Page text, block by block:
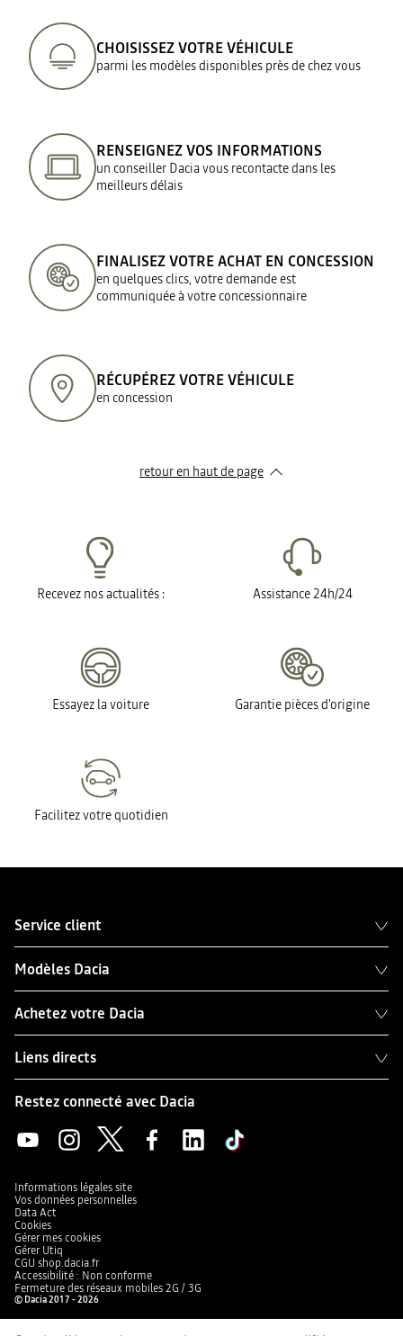
CHOISISSEZ VOTRE VÉHICULE
parmi les modèles disponibles près de chez vous
RENSEIGNEZ VOS INFORMATIONS
un conseiller Dacia vous recontacte dans les
meilleurs délais
FINALISEZ VOTRE ACHAT EN CONCESSION
en quelques clics, votre demande est
communiquée à votre concessionnaire
RÉCUPÉREZ VOTRE VÉHICULE
en concession
retour en haut de page​
Recevez nos actualités : Assistance 24h/24
Essayez la voiture Garantie pièces d'origine
Facilitez votre quotidien
Service client
Modèles Dacia
Achetez votre Dacia
Liens directs
Restez connecté avec Dacia
Informations légales site
Vos données personnelles
Data Act
Cookies
Gérer mes cookies
Gérer Utiq
CGU shop.dacia.fr
Accessibilité : Non conforme
Fermeture des réseaux mobiles 2G / 3G
© Dacia 2017 - 2026